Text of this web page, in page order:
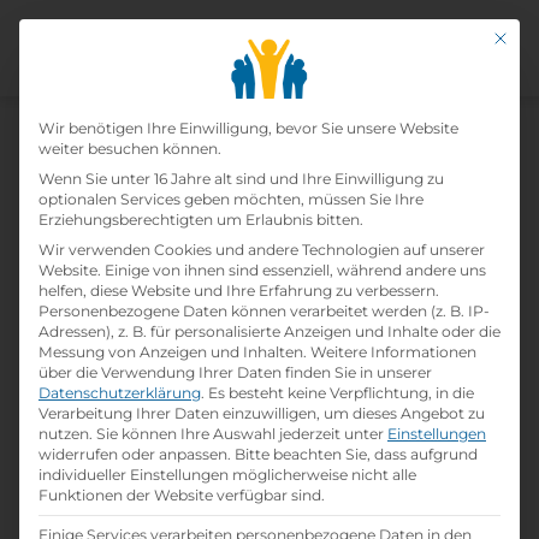
Home»Lehrbetriebe »C&C Abholgroßmärkte
Gesellschaft m.b.H. - AGM
C&c Abholgroßmärkte
Gesellschaft M.b.h. - Agm
printLehrstelle ausdrucken
Mit
Datenschutz-
Wir benötigen Ihre Einwilligung, bevor Sie unsere Website
weiter besuchen können.
Wenn Sie unter 16 Jahre alt sind und Ihre Einwilligung zu
optionalen Services geben möchten, müssen Sie Ihre
Erziehungsberechtigten um Erlaubnis bitten.
Wir verwenden Cookies und andere Technologien auf unserer
Website. Einige von ihnen sind essenziell, während andere uns
helfen, diese Website und Ihre Erfahrung zu verbessern.
Personenbezogene Daten können verarbeitet werden (z. B. IP-
Adressen), z. B. für personalisierte Anzeigen und Inhalte oder die
Messung von Anzeigen und Inhalten. Weitere Informationen
über die Verwendung Ihrer Daten finden Sie in unserer
Datenschutzerklärung. Es besteht keine Verpflichtung, in die
Verarbeitung Ihrer Daten einzuwilligen, um dieses Angebot zu
nutzen. Sie können Ihre Auswahl jederzeit unter Einstellungen
widerrufen oder anpassen. Bitte beachten Sie, dass aufgrund
individueller Einstellungen möglicherweise nicht alle
Funktionen der Website verfügbar sind.
Einige Services verarbeiten personenbezogene Daten in den